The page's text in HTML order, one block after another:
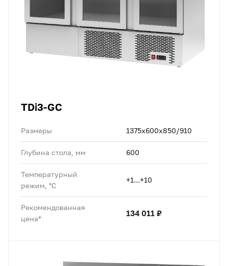
TDi3-GC
Размеры 1375x600x850/910
Глубина стола, мм 600
Температурный
режим, °C
+1...+10
Рекомендованная
цена*
134 011 ₽